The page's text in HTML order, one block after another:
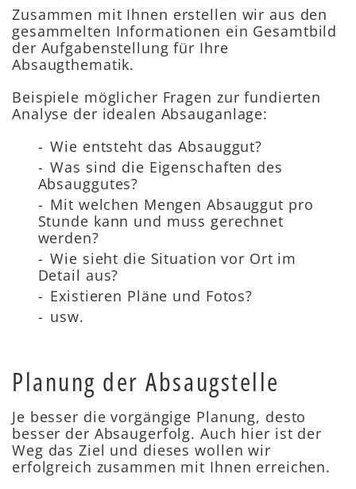
Zusammen mit Ihnen erstellen wir aus den
gesammelten Informationen ein Gesamtbild
der Aufgabenstellung für Ihre
Absaugthematik.
Beispiele möglicher Fragen zur fundierten
Analyse der idealen Absauganlage:
Wie entsteht das Absauggut?
Was sind die Eigenschaften des
Absauggutes?
Mit welchen Mengen Absauggut pro
Stunde kann und muss gerechnet
werden?
Wie sieht die Situation vor Ort im
Detail aus?
Existieren Pläne und Fotos?
usw.
Planung der Absaugstelle
Je besser die vorgängige Planung, desto
besser der Absaugerfolg. Auch hier ist der
Weg das Ziel und dieses wollen wir
erfolgreich zusammen mit Ihnen erreichen.